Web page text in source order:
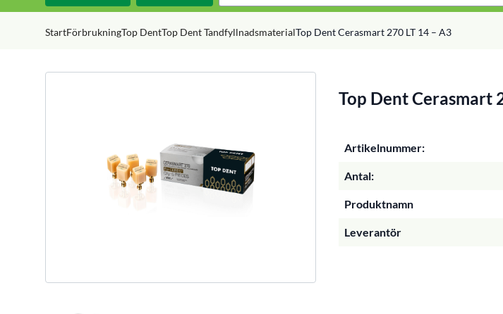
StartFörbrukningTop DentTop Dent TandfyllnadsmaterialTop Dent Cerasmart 270 LT 14 – A3
Top Dent Cerasmart
Artikelnummer:
Antal:
Produktnamn
Leverantör